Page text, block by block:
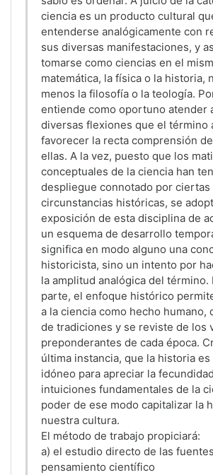
ciencia es un producto cultural
entenderse analógicamente con
sus diversas manifestaciones, y
tomarse como ciencias en el
matemática, la física o la historia,
menos la filosofía o la teología.
entiende como oportuno atender
diversas flexiones que el término
favorecer la recta comprensión
ellas. A la vez, puesto que los
conceptuales de la ciencia han
despliegue connotado por ciertas
circunstancias históricas, se
exposición de esta disciplina de
un esquema de desarrollo
significa en modo alguno una
historicista, sino un intento por
la amplitud analógica del término.
parte, el enfoque histórico
a la ciencia como hecho humano,
de tradiciones y se reviste de los
preponderantes de cada época.
última instancia, que la historia
idóneo para apreciar la
intuiciones fundamentales de la
poder de ese modo capitalizar la
nuestra cultura.
El método de trabajo propiciará:
a) el estudio directo de las
pensamiento científico